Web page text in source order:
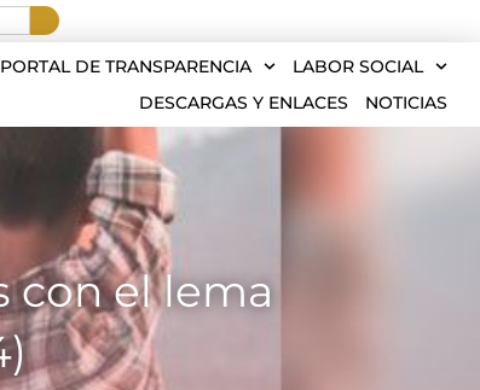
PORTAL DE TRANSPARENCIA
LABOR SOCIAL
DESCARGAS Y ENLACES
NOTICIAS
con el lema